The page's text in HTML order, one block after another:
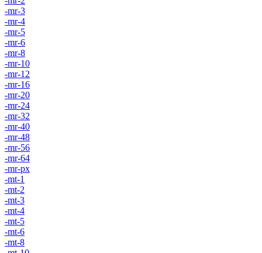
-mr-3
-mr-4
-mr-5
-mr-6
-mr-8
-mr-10
-mr-12
-mr-16
-mr-20
-mr-24
-mr-32
-mr-40
-mr-48
-mr-56
-mr-64
-mr-px
-mt-1
-mt-2
-mt-3
-mt-4
-mt-5
-mt-6
-mt-8